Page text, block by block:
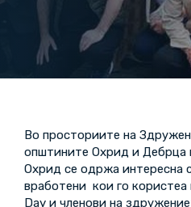
Во просториите на
општините Охрид и Дебрца
Охрид се одржа интересна
вработени кои го
Day и членови на